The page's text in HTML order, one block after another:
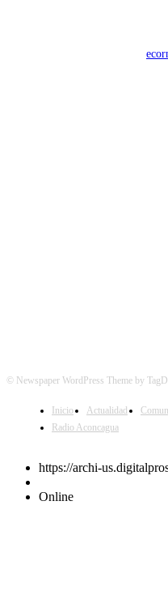
© Newspaper WordPress Theme by
Inicio Actualidad
Radio Aconcagua
https://archi-
Online